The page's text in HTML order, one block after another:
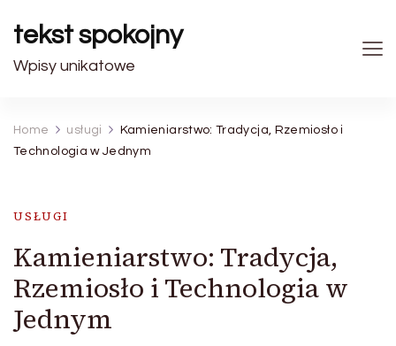
tekst spokojny
Wpisy unikatowe
Home usługi
Kamieniarstwo: Tradycja, Rzemiosło i
Technologia w Jednym
USŁUGI
Kamieniarstwo: Tradycja,
Rzemiosło i Technologia w
Jednym